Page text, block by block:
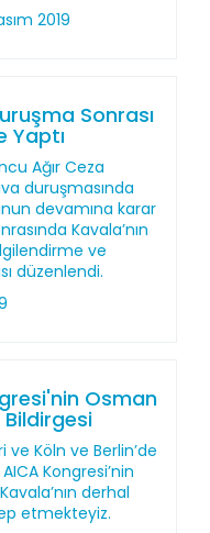
2019
Sonrası
Yaptı
Ağır Ceza
duruşmasında
devamına karar
Kavala’nın
ve
düzenlendi.
Osman
Bildirgesi
Köln ve Berlin’de
Kongresi’nin
derhal
etmekteyiz.